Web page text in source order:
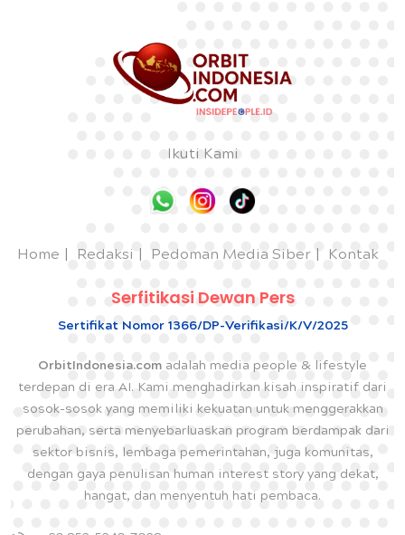
Ikuti Kami
Home Redaksi Pedoman Media Siber Kontak
Serfitikasi Dewan Pers
Sertifikat Nomor 1366/DP-Verifikasi/K/V/2025
OrbitIndonesia.com adalah media people & lifestyle
terdepan di era AI. Kami menghadirkan kisah inspiratif dari
sosok-sosok yang memiliki kekuatan untuk menggerakkan
perubahan, serta menyebarluaskan program berdampak dari
sektor bisnis, lembaga pemerintahan, juga komunitas,
dengan gaya penulisan human interest story yang dekat,
hangat, dan menyentuh hati pembaca.